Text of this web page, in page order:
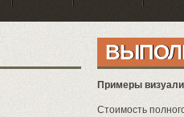
Примеры
Стоимость